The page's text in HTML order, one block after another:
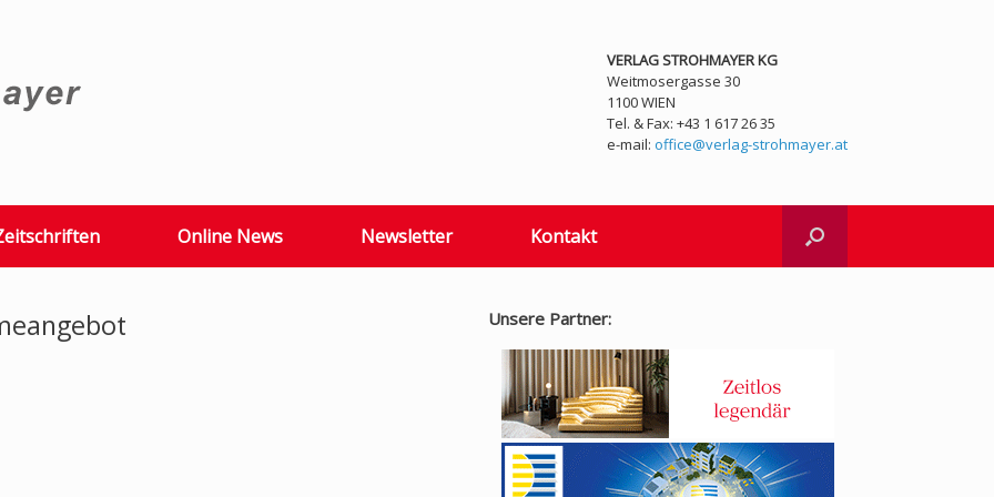
VERLAG STROHMAYER KG
Weitmosergasse 30
1100 WIEN
Tel. & Fax: +43 1 617 26 35
e-mail: office@verlag-strohmayer.at
Online News Newsletter Kontakt
Unsere Partner: